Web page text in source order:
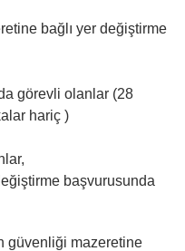
bağlı yer değiştirme
görevli olanlar (28
hariç )
başvurusunda
güvenliği mazeretine